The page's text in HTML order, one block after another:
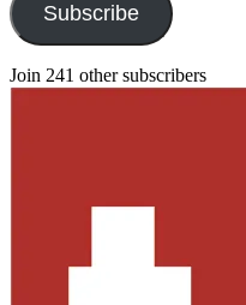
Subscribe
Join 241 other subscribers